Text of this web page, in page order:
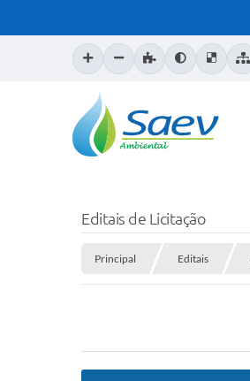
Editais de Licitação
Principal Editais